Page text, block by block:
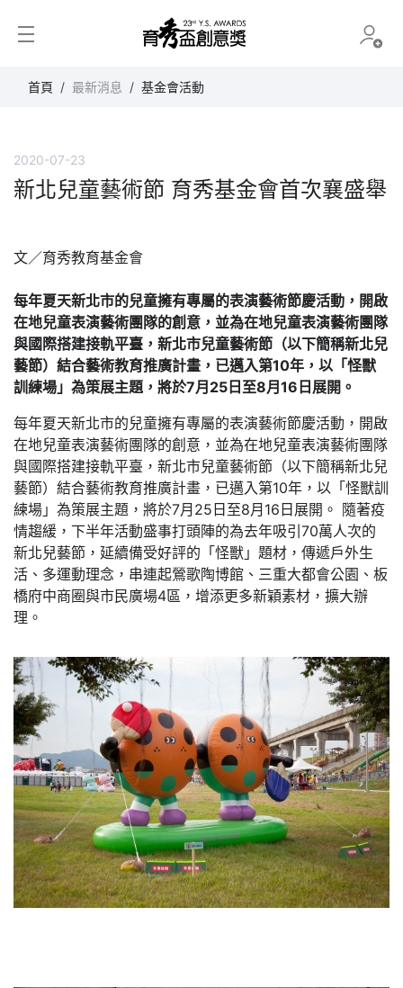
育秀盃創意獎
首頁 最新消息 基金會活動
2020-07-23
新北兒童藝術節 育秀基金會首次襄盛舉
文／育秀教育基金會
每年夏天新北市的兒童擁有專屬的表演藝術節慶活動，開啟
在地兒童表演藝術團隊的創意，並為在地兒童表演藝術團隊
與國際搭建接軌平臺，新北市兒童藝術節（以下簡稱新北兒
藝節）結合藝術教育推廣計畫，已邁入第10年，以「怪獸
訓練場」為策展主題，將於7月25日至8月16日展開。
每年夏天新北市的兒童擁有專屬的表演藝術節慶活動，開啟
在地兒童表演藝術團隊的創意，並為在地兒童表演藝術團隊
與國際搭建接軌平臺，新北市兒童藝術節（以下簡稱新北兒
藝節）結合藝術教育推廣計畫，已邁入第10年，以「怪獸訓
練場」為策展主題，將於7月25日至8月16日展開。 隨著疫
情趨緩，下半年活動盛事打頭陣的為去年吸引70萬人次的
新北兒藝節，延續備受好評的「怪獸」題材，傳遞戶外生
活、多運動理念，串連起鶯歌陶博館、三重大都會公園、板
橋府中商圈與市民廣場4區，增添更多新穎素材，擴大辦
理。